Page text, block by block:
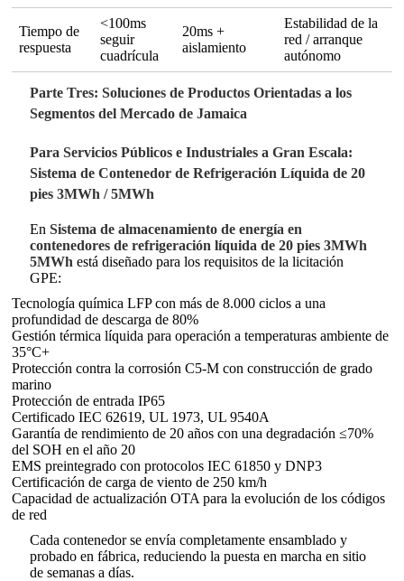
Tiempo de
respuesta
<100ms
seguir
cuadrícula
20ms +
aislamiento
Estabilidad de la
red / arranque
autónomo
Parte Tres: Soluciones de Productos Orientadas a los
Segmentos del Mercado de Jamaica
Para Servicios Públicos e Industriales a Gran Escala:
Sistema de Contenedor de Refrigeración Líquida de 20
pies 3MWh / 5MWh
EnSistema de almacenamiento de energía en
contenedores de refrigeración líquida de 20 pies 3MWh
5MWh está diseñado para los requisitos de la licitación
GPE:
Tecnología química LFP con más de 8.000 ciclos a una
profundidad de descarga de 80%
Gestión térmica líquida para operación a temperaturas ambiente de
35°C+
Protección contra la corrosión C5-M con construcción de grado
marino
Protección de entrada IP65
Certificado IEC 62619, UL 1973, UL 9540A
Garantía de rendimiento de 20 años con una degradación ≤70%
del SOH en el año 20
EMS preintegrado con protocolos IEC 61850 y DNP3
Certificación de carga de viento de 250 km/h
Capacidad de actualización OTA para la evolución de los códigos
de red
Cada contenedor se envía completamente ensamblado y
probado en fábrica, reduciendo la puesta en marcha en sitio
de semanas a días.